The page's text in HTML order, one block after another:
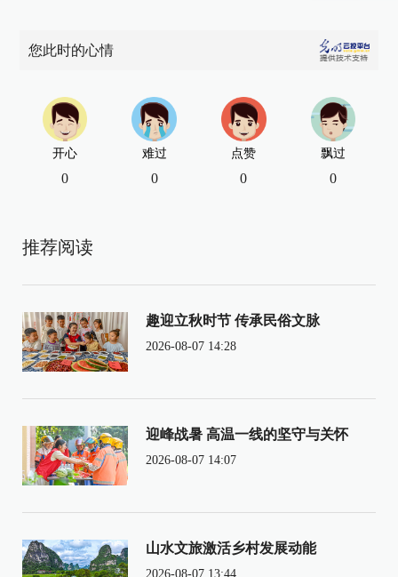
您此时的心情
开心
0
难过
0
点赞
0
飘过
0
推荐阅读
趣迎立秋时节 传承民俗文脉
2026-08-07 14:28
迎峰战暑 高温一线的坚守与关怀
2026-08-07 14:07
山水文旅激活乡村发展动能
2026-08-07 13:44